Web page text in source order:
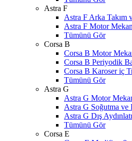
Astra F
Astra F Arka Takım
Astra F Motor
Tümünü Gör
Corsa B
Corsa B Motor
Corsa B Periyodik
Corsa B Karoser iç
Tümünü Gör
Astra G
Astra G Motor
Astra G Soğutma ve
Astra G Dış
Tümünü Gör
Corsa E